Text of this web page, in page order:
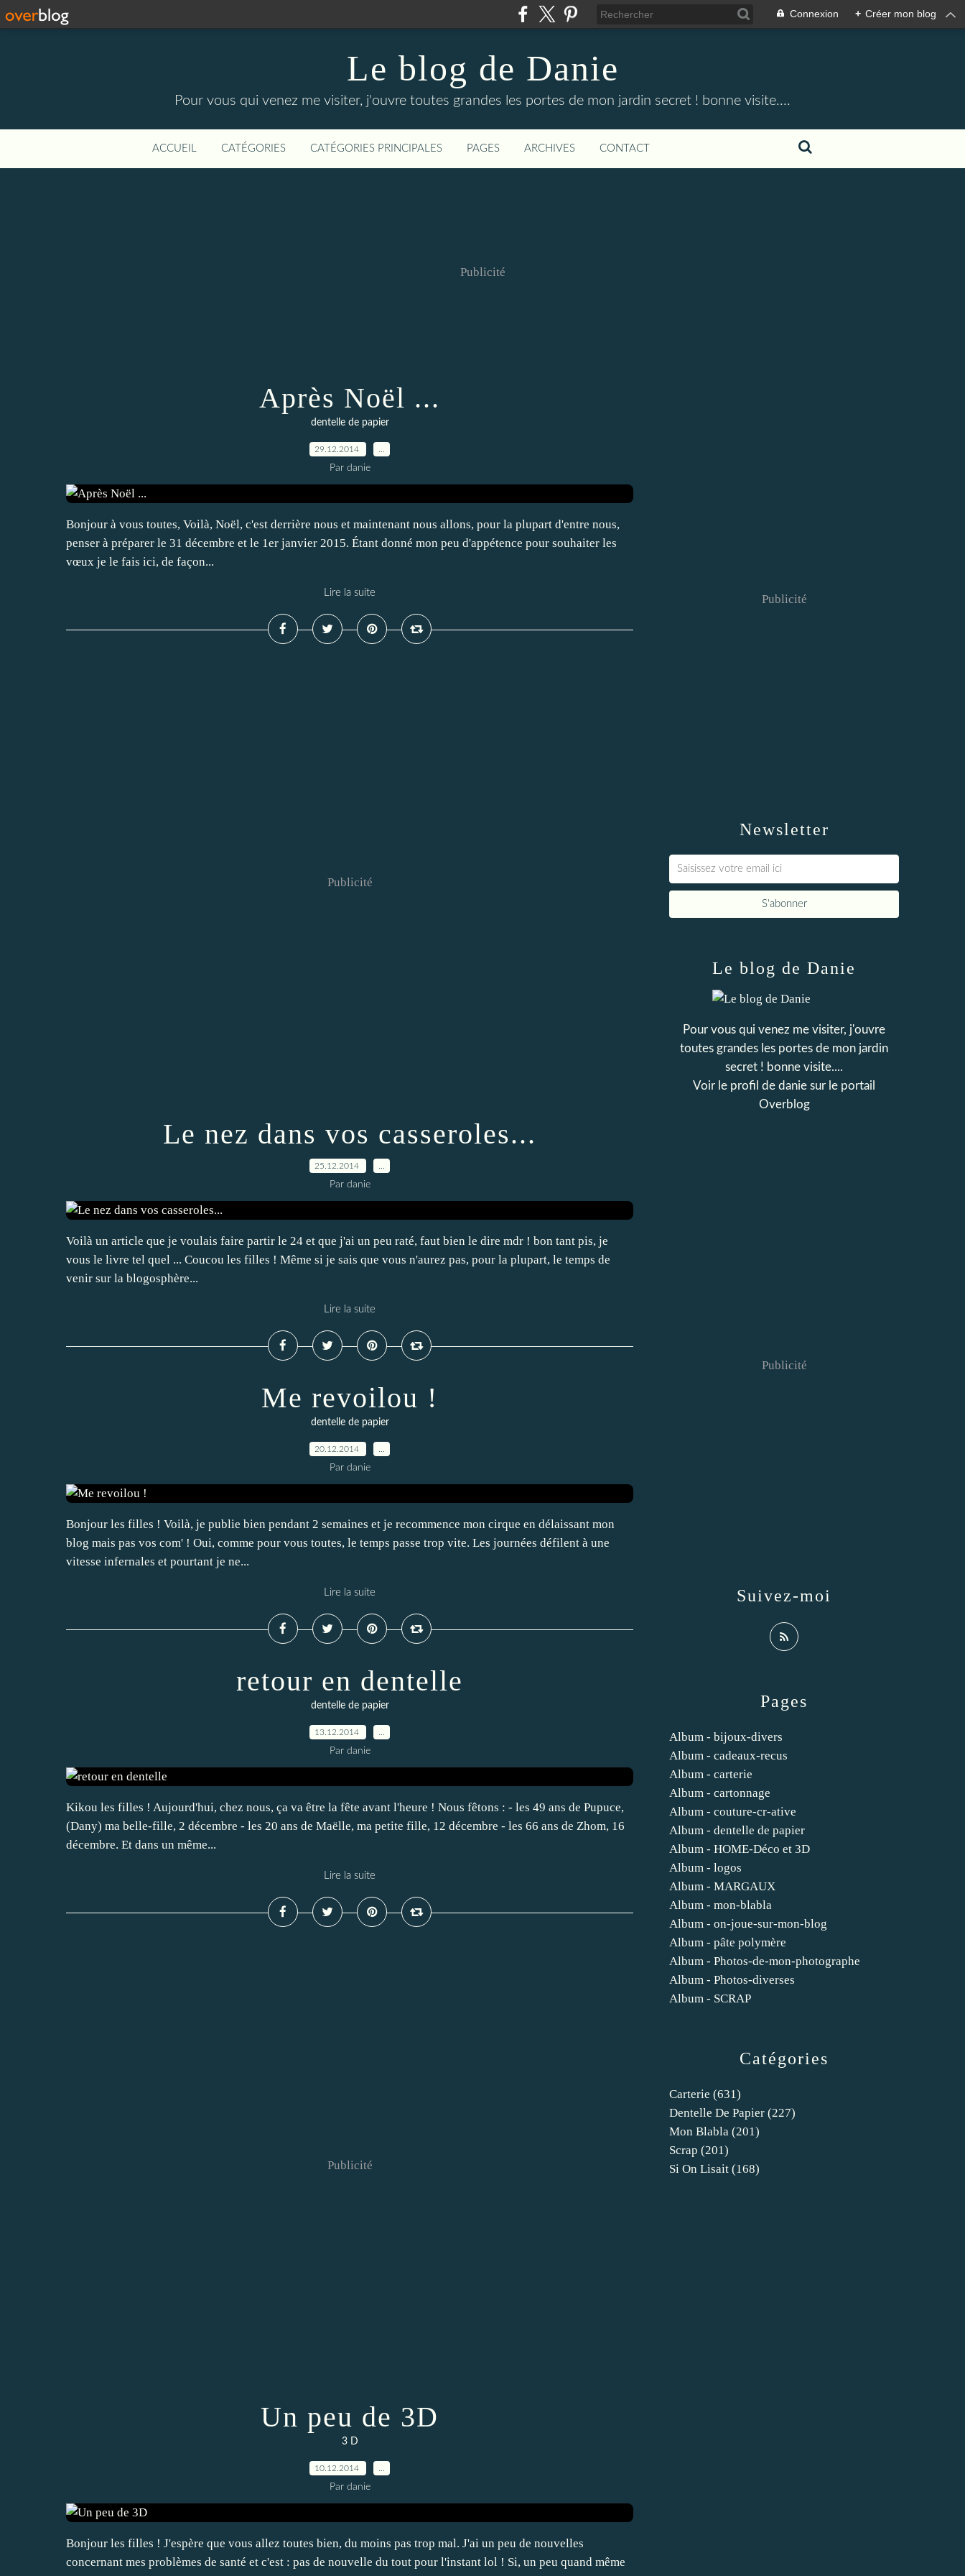
Connexion + Créer mon blog
Le blog de Danie
Pour vous qui venez me visiter, j'ouvre toutes grandes les portes de mon jardin secret ! bonne visite....
ACCUEIL CATÉGORIES CATÉGORIES PRINCIPALES PAGES ARCHIVES CONTACT
Publicité
Après Noël ...
dentelle de papier
29.12.2014
Par danie
Bonjour à vous toutes, Voilà, Noël, c'est derrière nous et maintenant nous allons, pour la plupart d'entre nous,
penser à préparer le 31 décembre et le 1er janvier 2015. Étant donné mon peu d'appétence pour souhaiter les
vœux je le fais ici, de façon...
Lire la suite
Publicité
Le nez dans vos casseroles...
25.12.2014
Par danie
Voilà un article que je voulais faire partir le 24 et que j'ai un peu raté, faut bien le dire mdr ! bon tant pis, je
vous le livre tel quel ... Coucou les filles ! Même si je sais que vous n'aurez pas, pour la plupart, le temps de
venir sur la blogosphère...
Lire la suite
Me revoilou !
dentelle de papier
20.12.2014
Par danie
Bonjour les filles ! Voilà, je publie bien pendant 2 semaines et je recommence mon cirque en délaissant mon
blog mais pas vos com' ! Oui, comme pour vous toutes, le temps passe trop vite. Les journées défilent à une
vitesse infernales et pourtant je ne...
Lire la suite
retour en dentelle
dentelle de papier
13.12.2014
Par danie
Kikou les filles ! Aujourd'hui, chez nous, ça va être la fête avant l'heure ! Nous fêtons : - les 49 ans de Pupuce,
(Dany) ma belle-fille, 2 décembre - les 20 ans de Maëlle, ma petite fille, 12 décembre - les 66 ans de Zhom, 16
décembre. Et dans un même...
Lire la suite
Publicité
Un peu de 3D
3 D
10.12.2014
Par danie
Bonjour les filles ! J'espère que vous allez toutes bien, du moins pas trop mal. J'ai un peu de nouvelles
concernant mes problèmes de santé et c'est : pas de nouvelle du tout pour l'instant lol ! Si, un peu quand même
Newsletter
Publicité
Catégories
Carterie (631)
Dentelle De Papier (227)
Mon Blabla (201)
Scrap (201)
Si On Lisait (168)
Pages
Album - bijoux-divers
Album - cadeaux-recus
Album - carterie
Album - cartonnage
Album - couture-cr-ative
Album - dentelle de papier
Album - HOME-Déco et 3D
Album - logos
Album - MARGAUX
Album - mon-blabla
Album - on-joue-sur-mon-blog
Album - pâte polymère
Album - Photos-de-mon-photographe
Album - Photos-diverses
Album - SCRAP
Le blog de Danie
Pour vous qui venez me visiter, j'ouvre
toutes grandes les portes de mon jardin
secret ! bonne visite....
Voir le profil de danie sur le portail
Overblog
Suivez-moi
Publicité